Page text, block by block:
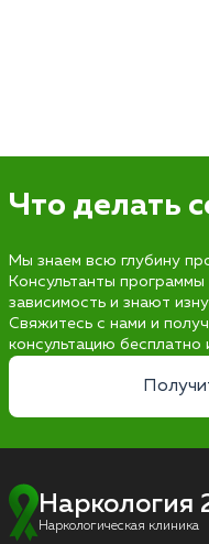
Что делать
Мы знаем всю глубину
Консультанты
зависимость и знают
Свяжитесь с нами и
консультацию бесплатно
Наркология
Наркологическая клиника